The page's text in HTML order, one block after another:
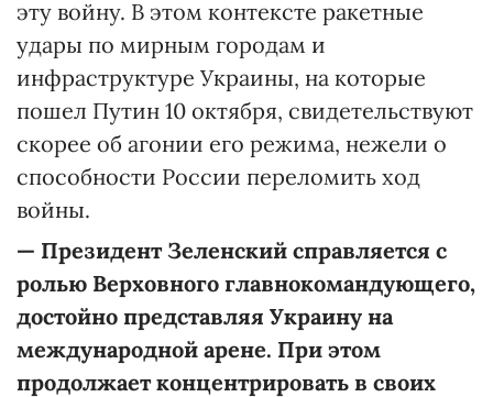
эту войну. В этом контексте ракетные
удары по мирным городам и
инфраструктуре Украины, на которые
пошел Путин 10 октября, свидетельствуют
скорее об агонии его режима, нежели о
способности России переломить ход
войны.
— Президент Зеленский справляется с
ролью Верховного главнокомандующего,
достойно представляя Украину на
международной арене. При этом
продолжает концентрировать в своих